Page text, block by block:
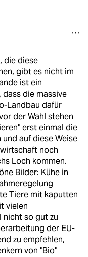
die diese
gibt es nicht im
ist ein
die massive
Landbau dafür
der Wahl stehen
erst einmal die
auf diese Weise
noch
Loch kommen.
Bilder: Kühe in
Tiere mit kaputten
vielen
nicht so gut zu
der EU-
zu empfehlen,
von "Bio"